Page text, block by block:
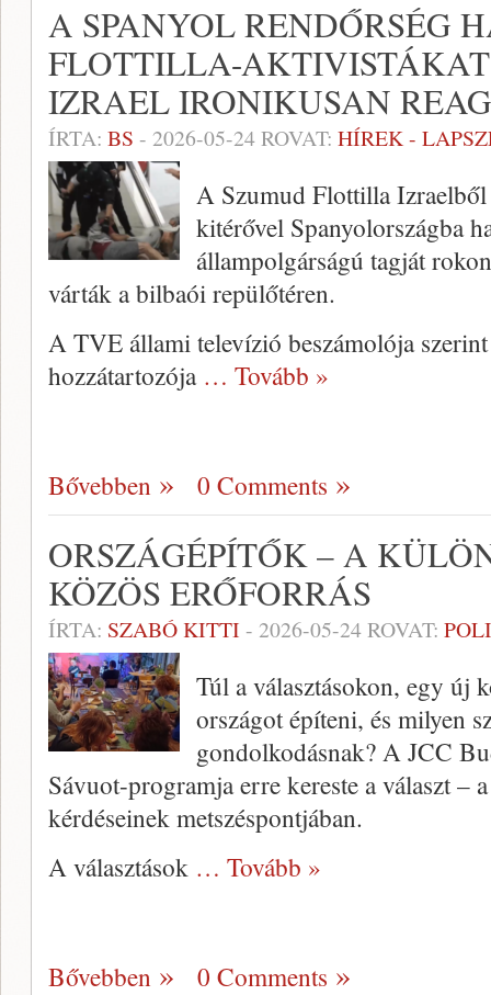
A SPANYOL RENDŐRSÉG
FLOTTILLA-
IZRAEL IRONIKUSAN
ÍRTA: BS - 2026-05-24ROVAT: HÍREK -
A Szumud Flottilla
kitérővel Spanyolországba
állampolgárságú tagját
várták a bilbaói repülőtéren.
A TVE állami televízió beszámolója
hozzátartozója … Tovább »
Bővebben 0 Comments
ORSZÁGÉPÍTŐK – A
KÖZÖS ERŐFORRÁS
ÍRTA: SZABÓ KITTI - 2026-05-24ROVAT:
Túl a választásokon, egy új
országot építeni, és milyen
gondolkodásnak? A JCC
Sávuot-programja erre kereste a választ –
kérdéseinek metszéspontjában.
A választások … Tovább »
Bővebben 0 Comments